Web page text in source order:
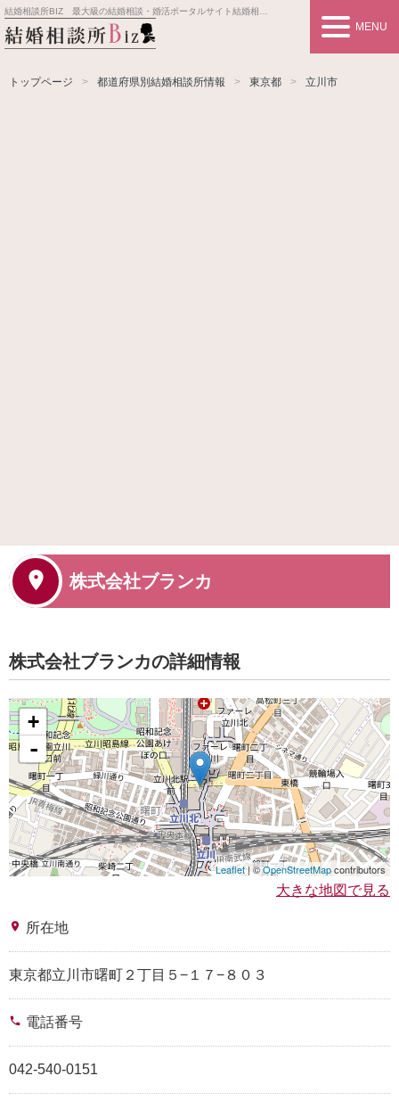
結婚相談所BIZ 最大級の結婚相談・婚活ポータルサイト結婚相談所事業者情報や婚活お見合いの悩み、対策を紹介します。
MENU
トップページ 都道府県別結婚相談所情報 東京都 立川市
株式会社ブランカ
株式会社ブランカの詳細情報
+
-
Leaflet| ©OpenStreetMapcontributors
大きな地図で見る
place 所在地
東京都立川市曙町２丁目５−１７−８０３
phone 電話番号
042-540-0151